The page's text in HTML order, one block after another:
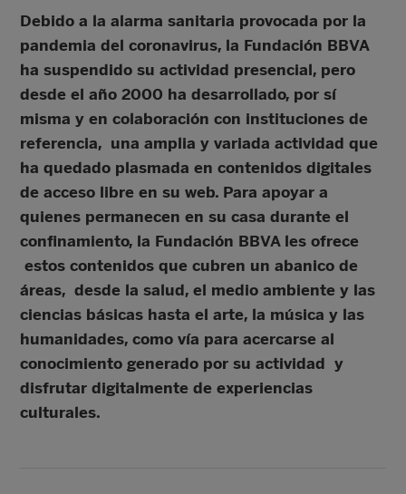
Debido a la alarma sanitaria provocada por la
pandemia del coronavirus, la Fundación BBVA
ha suspendido su actividad presencial, pero
desde el año 2000 ha desarrollado, por sí
misma y en colaboración con instituciones de
referencia, una amplia y variada actividad que
ha quedado plasmada en contenidos digitales
de acceso libre en su web. Para apoyar a
quienes permanecen en su casa durante el
confinamiento, la Fundación BBVA les ofrece
estos contenidos que cubren un abanico de
áreas, desde la salud, el medio ambiente y las
ciencias básicas hasta el arte, la música y las
humanidades, como vía para acercarse al
conocimiento generado por su actividad y
disfrutar digitalmente de experiencias
culturales.